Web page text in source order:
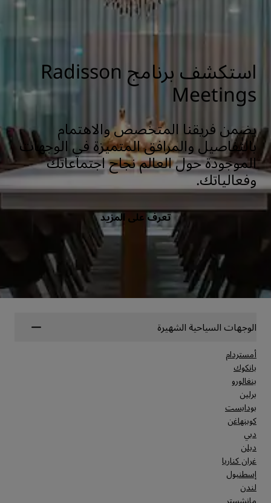
استكشف برنامج Radisson
Meetings
يضمن فريقنا المتخصص والاهتمام
بالتفاصيل والمرافق المتميزة في الوجهات
الموجودة حول العالم نجاح اجتماعاتك
وفعالياتك.
تعرف على المزيد
الوجهات السياحية الشهيرة
أمستردام
بانكوك
بنغالورو
برلين
بودابست
كوبنهاغن
دبي
دبلن
غران كناريا
إسطنبول
لندن
مانشستر